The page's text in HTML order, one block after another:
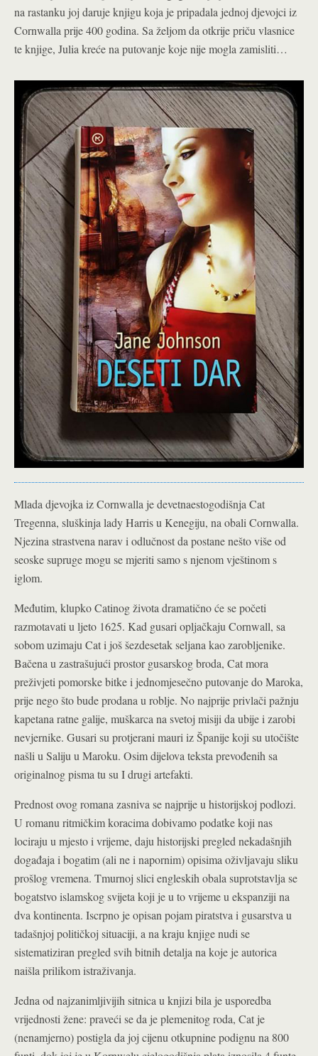
na rastanku joj daruje knjigu koja je pripadala jednoj djevojci iz
Cornwalla prije 400 godina. Sa željom da otkrije priču vlasnice
te knjige, Julia kreće na putovanje koje nije mogla zamisliti…
Mlada djevojka iz Cornwalla je devetnaestogodišnja Cat
Tregenna, sluškinja lady Harris u Kenegiju, na obali Cornwalla.
Njezina strastvena narav i odlučnost da postane nešto više od
seoske supruge mogu se mjeriti samo s njenom vještinom s
iglom.
Međutim, klupko Catinog života dramatično će se početi
razmotavati u ljeto 1625. Kad gusari opljačkaju Cornwall, sa
sobom uzimaju Cat i još šezdesetak seljana kao zarobljenike.
Bačena u zastrašujući prostor gusarskog broda, Cat mora
preživjeti pomorske bitke i jednomjesečno putovanje do Maroka,
prije nego što bude prodana u roblje. No najprije privlači pažnju
kapetana ratne galije, muškarca na svetoj misiji da ubije i zarobi
nevjernike. Gusari su protjerani mauri iz Španije koji su utočište
našli u Saliju u Maroku. Osim dijelova teksta prevođenih sa
originalnog pisma tu su I drugi artefakti.
Prednost ovog romana zasniva se najprije u historijskoj podlozi.
U romanu ritmičkim koracima dobivamo podatke koji nas
lociraju u mjesto i vrijeme, daju historijski pregled nekadašnjih
događaja i bogatim (ali ne i napornim) opisima oživljavaju sliku
prošlog vremena. Tmurnoj slici engleskih obala suprotstavlja se
bogatstvo islamskog svijeta koji je u to vrijeme u ekspanziji na
dva kontinenta. Iscrpno je opisan pojam piratstva i gusarstva u
tadašnjoj političkoj situaciji, a na kraju knjige nudi se
sistematiziran pregled svih bitnih detalja na koje je autorica
naišla prilikom istraživanja.
Jedna od najzanimljivijih sitnica u knjizi bila je usporedba
vrijednosti žene: praveći se da je plemenitog roda, Cat je
(nenamjerno) postigla da joj cijenu otkupnine podignu na 800